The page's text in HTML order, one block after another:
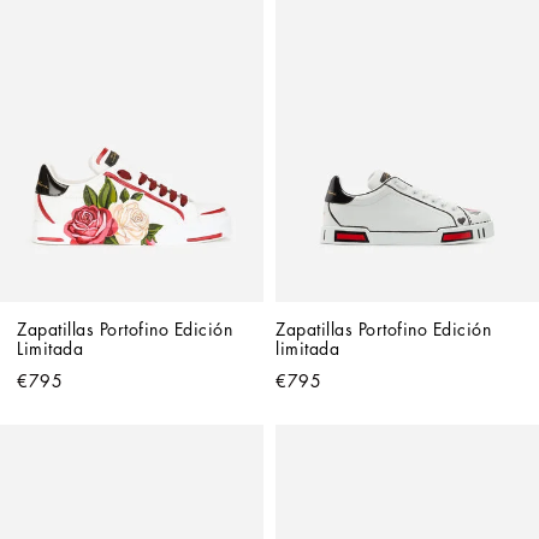
Zapatillas Portofino Edición
Limitada
€795
Zapatillas Portofino Edición
limitada
€795